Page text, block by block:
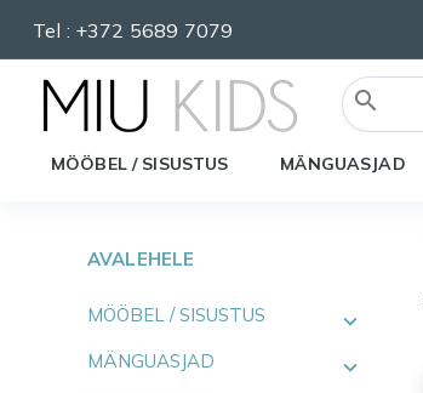
Tel : +372 5689 7079
MÖÖBEL / SISUSTUS MÄNGUASJAD
search
AVALEHELE
MÖÖBEL / SISUSTUS
MÄNGUASJAD